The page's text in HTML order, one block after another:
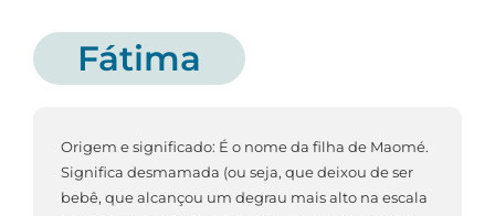
Fátima
Origem e significado: É o nome da filha de Maomé.
Significa desmamada (ou seja, que deixou de ser
bebê, que alcançou um degrau mais alto na escala